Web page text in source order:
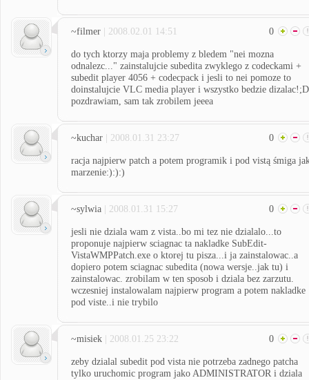
~filmer | 2008.02.01 14:51 0
do tych ktorzy maja problemy z bledem "nei mozna
odnalezc..." zainstalujcie subedita zwyklego z codeckami +
subedit player 4056 + codecpack i jesli to nei pomoze to
doinstalujcie VLC media player i wszystko bedzie dizalac!;D
pozdrawiam, sam tak zrobilem jeeea
~kuchar | 2008.01.31 23:27 0
racja najpierw patch a potem programik i pod vistą śmiga
marzenie:):):)
~sylwia | 2008.01.31 15:27 0
jesli nie dziala wam z vista..bo mi tez nie dzialalo...to
proponuje najpierw sciagnac ta nakladke SubEdit-
VistaWMPPatch.exe o ktorej tu pisza...i ja zainstalowac..a
dopiero potem sciagnac subedita (nowa wersje..jak tu) i
zainstalowac. zrobilam w ten sposob i dziala bez zarzutu.
wczesniej instalowalam najpierw program a potem nakladke
pod viste..i nie trybilo
~misiek | 2008.01.25 23:22 0
zeby dzialal subedit pod vista nie potrzeba zadnego patcha
tylko uruchomic program jako ADMINISTRATOR i dziala